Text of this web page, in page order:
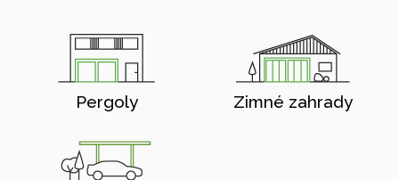
Pergoly Zimné zahrady